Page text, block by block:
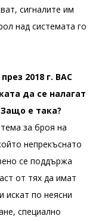
сигналите им
над системата го
2018 г. ВАС
да се налагат
е така?
за броя на
непрекъснато
се поддържа
от тях да имат
искат по неясни
специално